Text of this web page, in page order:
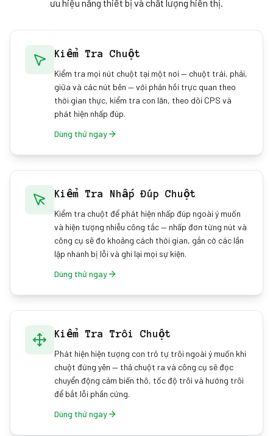
ưu hiệu năng thiết bị và chất lượng hiển thị.
Kiểm Tra Chuột
Kiểm tra mọi nút chuột tại một nơi — chuột trái, phải,
giữa và các nút bên — với phản hồi trực quan theo
thời gian thực, kiểm tra con lăn, theo dõi CPS và
phát hiện nhấp đúp.
Dùng thử ngay
Kiểm Tra Nhấp Đúp Chuột
Kiểm tra chuột để phát hiện nhấp đúp ngoài ý muốn
và hiện tượng nhiễu công tắc — nhấp đơn từng nút và
công cụ sẽ đo khoảng cách thời gian, gắn cờ các lần
lặp nhanh bị lỗi và ghi lại mọi sự kiện.
Dùng thử ngay
Kiểm Tra Trôi Chuột
Phát hiện hiện tượng con trỏ tự trôi ngoài ý muốn khi
chuột đứng yên — thả chuột ra và công cụ sẽ đọc
chuyển động cảm biến thô, tốc độ trôi và hướng trôi
để bắt lỗi phần cứng.
Dùng thử ngay